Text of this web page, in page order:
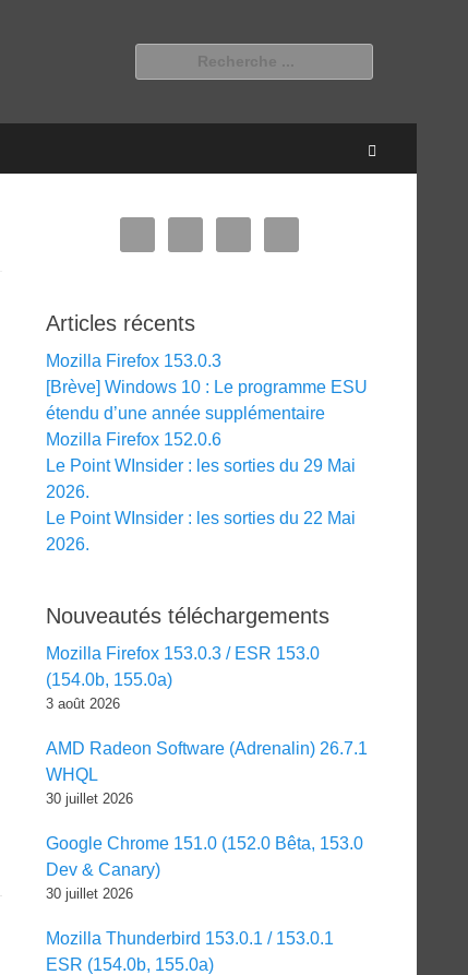
Articles récents
Mozilla Firefox 153.0.3
[Brève] Windows 10 : Le programme ESU
étendu d’une année supplémentaire
Mozilla Firefox 152.0.6
Le Point WInsider : les sorties du 29 Mai
2026.
Le Point WInsider : les sorties du 22 Mai
2026.
Nouveautés téléchargements
Mozilla Firefox 153.0.3 / ESR 153.0
(154.0b, 155.0a)
3 août 2026
AMD Radeon Software (Adrenalin) 26.7.1
WHQL
30 juillet 2026
Google Chrome 151.0 (152.0 Bêta, 153.0
Dev & Canary)
30 juillet 2026
Mozilla Thunderbird 153.0.1 / 153.0.1
ESR (154.0b, 155.0a)